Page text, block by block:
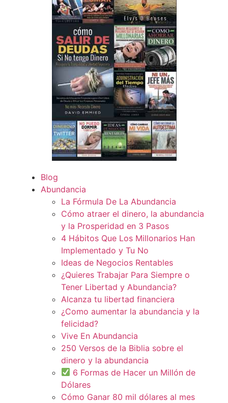
Blog
Abundancia
La Fórmula De La Abundancia
Cómo atraer el dinero, la abundancia
y la Prosperidad en 3 Pasos
4 Hábitos Que Los Millonarios Han
Implementado y Tu No
Ideas de Negocios Rentables
¿Quieres Trabajar Para Siempre o
Tener Libertad y Abundancia?
Alcanza tu libertad financiera
¿Como aumentar la abundancia y la
felicidad?
Vive En Abundancia
250 Versos de la Biblia sobre el
dinero y la abundancia
6 Formas de Hacer un Millón de
Dólares
Cómo Ganar 80 mil dólares al mes